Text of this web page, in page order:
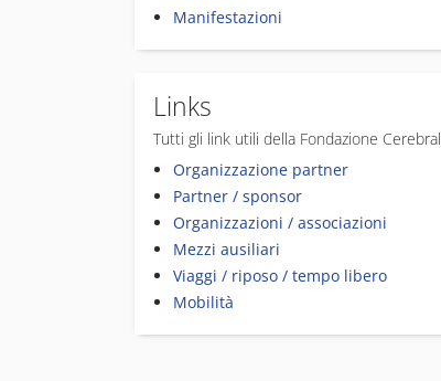
Manifestazioni
Links
Tutti gli link utili della Fondazione Cerebral
Organizzazione partner
Partner / sponsor
Organizzazioni / associazioni
Mezzi ausiliari
Viaggi / riposo / tempo libero
Mobilità